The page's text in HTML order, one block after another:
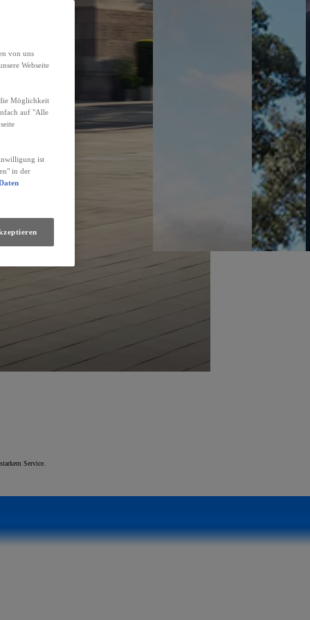
Service.
von uns
Webseite
Möglichkeit
auf "Alle
ist
in der